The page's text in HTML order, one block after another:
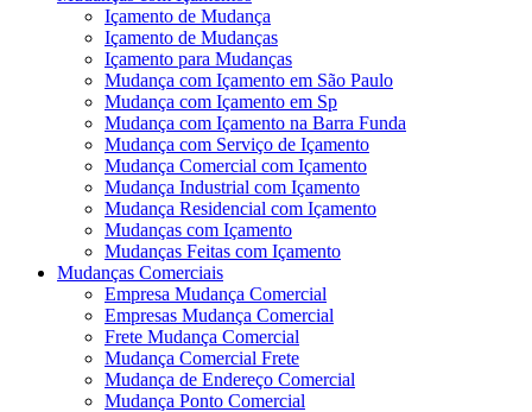
Içamento de Mudança
Içamento de Mudanças
Içamento para Mudanças
Mudança com Içamento em São Paulo
Mudança com Içamento em Sp
Mudança com Içamento na Barra Funda
Mudança com Serviço de Içamento
Mudança Comercial com Içamento
Mudança Industrial com Içamento
Mudança Residencial com Içamento
Mudanças com Içamento
Mudanças Feitas com Içamento
Mudanças Comerciais
Empresa Mudança Comercial
Empresas Mudança Comercial
Frete Mudança Comercial
Mudança Comercial Frete
Mudança de Endereço Comercial
Mudança Ponto Comercial